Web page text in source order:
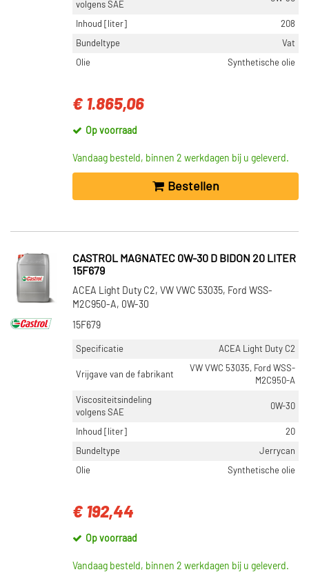
volgens SAE
Inhoud [liter]
208
Bundeltype
Vat
Olie
Synthetische olie
€ 1.865,06
Op voorraad
Vandaag besteld, binnen 2 werkdagen bij u geleverd.
Bestellen
CASTROL MAGNATEC 0W-30 D BIDON 20 LITER
15F679
ACEA Light Duty C2, VW VWC 53035, Ford WSS-
M2C950-A, 0W-30
15F679
Specificatie ACEA Light Duty C2
Vrijgave van de fabrikant
VW VWC 53035, Ford WSS-
M2C950-A
Viscositeitsindeling
volgens SAE
0W-30
Inhoud [liter]
20
Bundeltype
Jerrycan
Olie
Synthetische olie
€ 192,44
Op voorraad
Vandaag besteld, binnen 2 werkdagen bij u geleverd.